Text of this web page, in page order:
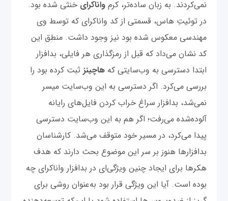
نمی‌‌کردند. به زبان ساده‌تر، کرمواناکرایخنثی شده بود.
در توئیتِ هاس، قسمتی از کد واناکرای که توسط وی
مهندسی معکوس شده بود نیز وجود داشت. منطق این
کد نشان می‌داد که قبل از رمزگذاری هر فایلی، بدافزار
ابتدا دسترسی به وب‌سایتی کههاچینزثبت کرده بود را
بررسی می‌کرد. اگر دسترسی به این وب‌سایت میسر
نمی‌شد، بدافزار سراغ خراب ‌کردن فایل‌های رایانه‌
آلوده‌شده می‌رفت؛ اگر هم به این وب‌سایت دسترسی
پیدا می‌کرد، در مسیر خود متوقف می‌شد. کارشناسان
بدافزارها هنوز بر سر این موضوع بحث دارند که هدف
هکرها برای ایجاد چنین ویژگی‌ای‌ در بدافزار واناکرای چه
بوده است. آیا این ویژگی‌ قرار بود به‌عنوان روشی برای